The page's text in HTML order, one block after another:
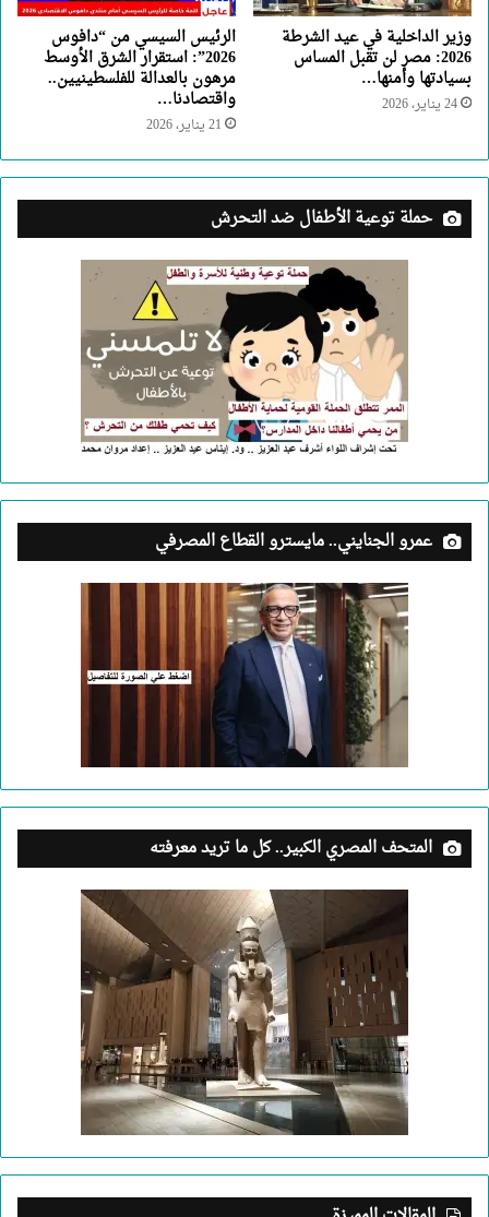
وزير الداخلية في عيد الشرطة
2026: مصر لن تقبل المساس
بسيادتها وأمنها…
24 يناير، 2026
الرئيس السيسي من “دافوس
2026”: استقرار الشرق الأوسط
مرهون بالعدالة للفلسطينيين..
واقتصادنا…
21 يناير، 2026
حملة توعية الأطفال ضد التحرش
عمرو الجنايني.. مايسترو القطاع المصرفي
المتحف المصري الكبير.. كل ما تريد معرفته